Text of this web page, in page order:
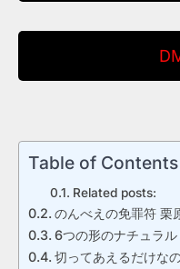
Table of Contents
Related posts:
のんべえの免罪符 栗
6つの形のナチュラ
切ってあえるだけな